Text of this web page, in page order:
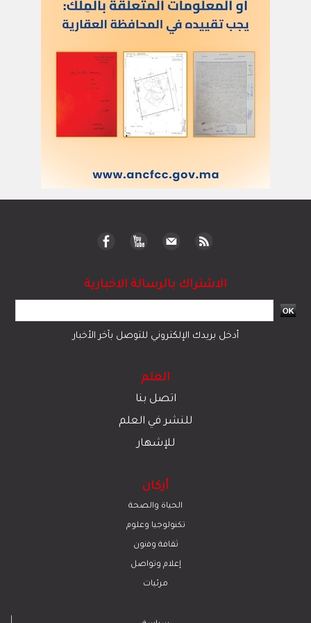
الاشتراك بالرسالة الاخبارية
أدخل بريدك الإلكتروني للتوصل بآخر الأخبار
العلم
اتصل بنا
للنشر في العلم
للإشهار
أركان
الحياة والصحة
تكنولوجيا وعلوم
ﺛﻘﺎﻓﺔ وﻓﻧون
إعلام وتواصل
مرئيات